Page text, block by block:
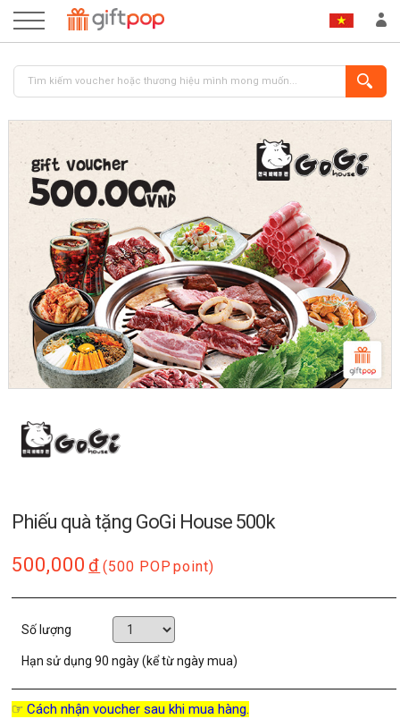
ĐĂNG NHẬP ĐĂNG KÝ
Phiếu quà tặng GoGi House 500k
500,000 đ (500 POP point)
Số lượng
Hạn sử dụng90 ngày (kể từ ngày mua)
☞ Cách nhận voucher sau khi mua hàng.